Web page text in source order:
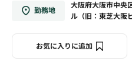
勤務地
大阪府大阪市中央
ル（旧：東芝大阪
お気に入りに追加